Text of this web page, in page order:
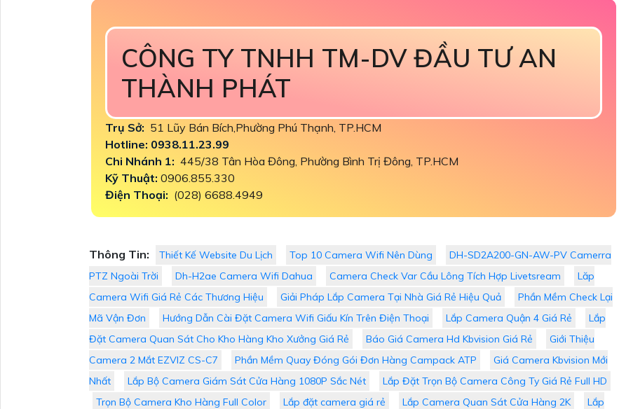
CÔNG TY TNHH TM-DV ĐẦU TƯ AN
THÀNH PHÁT
Trụ Sở: 51 Lũy Bán Bích,Phường Phú Thạnh, TP.HCM
Hotline: 0938.11.23.99
Chi Nhánh 1: 445/38 Tân Hòa Đông, Phường Bình Trị Đông, TP.HCM
Kỹ Thuật: 0906.855.330
Điện Thoại: (028) 6688.4949
Thông Tin: Thiết Kế Website Du Lịch Top 10 Camera Wifi Nên Dùng
DH-SD2A200-GN-AW-PV Camerra
PTZ Ngoài Trời
Dh-H2ae Camera Wifi Dahua Camera Check Var Cầu Lông Tích Hợp Livetsream
Lăp
Camera Wifi Giá Rẻ Các Thương Hiệu
Giải Pháp Lắp Camera Tại Nhà Giá Rẻ Hiệu Quả
Phần Mềm Check Lại
Mã Vận Đơn
Hướng Dẫn Cài Đặt Camera Wifi Giấu Kín Trên Điện Thoại Lắp Camera Quận 4 Giá Rẻ
Lắp
Đặt Camera Quan Sát Cho Kho Hàng Kho Xưởng Giá Rẻ
Báo Giá Camera Hd Kbvision Giá Rẻ
Giới Thiệu
Camera 2 Mắt EZVIZ CS-C7
Phần Mềm Quay Đóng Gói Đơn Hàng Campack ATP
Giá Camera Kbvision Mới
Nhất
Lắp Bộ Camera Giám Sát Cửa Hàng 1080P Sắc Nét
Lắp Đặt Trọn Bộ Camera Công Ty Giá Rẻ Full HD
Trọn Bộ Camera Kho Hàng Full Color
Lắp đặt camera giá rẻ Lắp Camera Quan Sát Cửa Hàng 2K Lắp